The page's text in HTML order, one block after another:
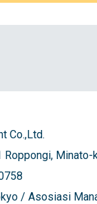
Co.,Ltd.
Minato-
/ Asosiasi